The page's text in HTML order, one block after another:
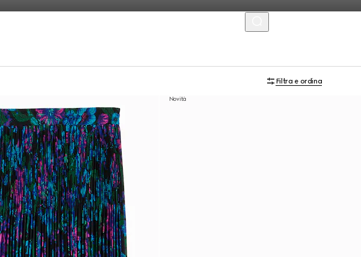
Filtra e ordina
Novità